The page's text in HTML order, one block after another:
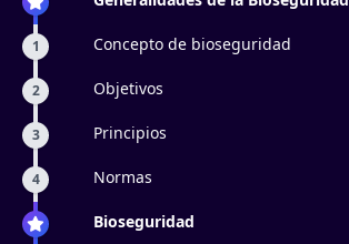
1 Concepto de bioseguridad
2 Objetivos
3 Principios
4 Normas
Bioseguridad